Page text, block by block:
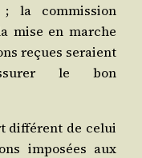
; la com­mis­sion
mise en marche
reçues seraient
le bon
dif­fé­rent de celui
impo­sées aux